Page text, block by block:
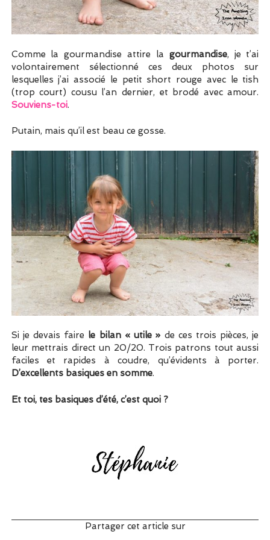
Comme la gourmandise attire la gourmandise, je t’ai
volontairement sélectionné ces deux photos sur
lesquelles j’ai associé le petit short rouge avec le tish
(trop court) cousu l’an dernier, et brodé avec amour.
Souviens-toi.
Putain, mais qu’il est beau ce gosse.
Si je devais faire le bilan « utile » de ces trois pièces, je
leur mettrais direct un 20/20. Trois patrons tout aussi
faciles et rapides à coudre, qu’évidents à porter.
D’excellents basiques en somme.
Et toi, tes basiques d’été, c’est quoi ?
Partager cet article sur